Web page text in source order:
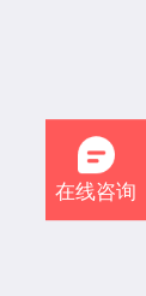
在线咨询